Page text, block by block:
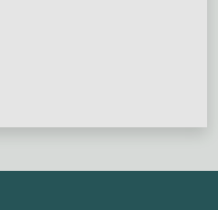
da 1 a 5 stelle